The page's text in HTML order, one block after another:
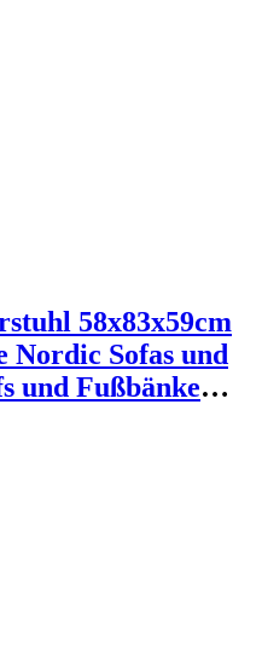
58x83x59cm
Nordic Sofas und
und Fußbänke